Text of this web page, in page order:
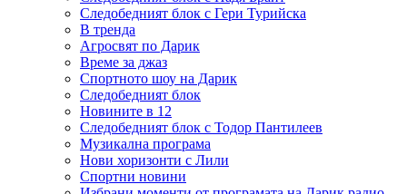
Следобедният блок с Гери Турийска
В тренда
Агросвят по Дарик
Време за джаз
Спортното шоу на Дарик
Следобедният блок
Новините в 12
Следобедният блок с Тодор Пантилеев
Музикална програма
Нови хоризонти с Лили
Спортни новини